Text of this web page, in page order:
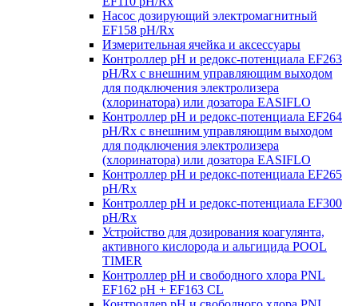
Насос дозирующий электромагнитный
EF158 pH/Rx
Измерительная ячейка и аксессуары
Контроллер рН и редокс-потенциала EF263
pH/Rx с внешним управляющим выходом
для подключения электролизера
(хлоринатора) или дозатора EASIFLO
Контроллер рН и редокс-потенциала EF264
pH/Rx с внешним управляющим выходом
для подключения электролизера
(хлоринатора) или дозатора EASIFLO
Контроллер рН и редокс-потенциала EF265
pH/Rx
Контроллер рН и редокс-потенциала EF300
pH/Rx
Устройство для дозирования коагулянта,
активного кислорода и альгицида POOL
TIMER
Контроллер рН и свободного хлора PNL
EF162 pH + EF163 CL